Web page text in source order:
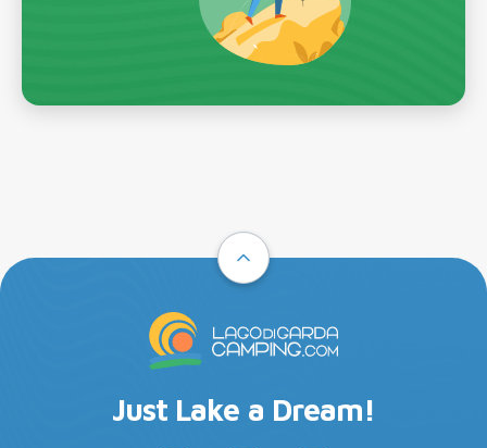
Just Lake a Dream!